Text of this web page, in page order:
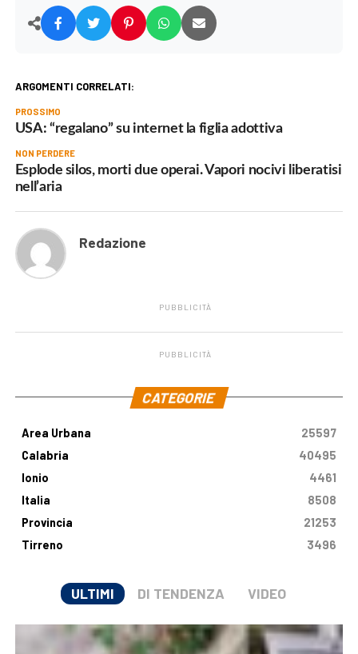
ARGOMENTI CORRELATI:
PROSSIMO
USA: “regalano” su internet la figlia adottiva
NON PERDERE
Esplode silos, morti due operai. Vapori nocivi liberatisi
nell’aria
Redazione
PUBBLICITÀ
PUBBLICITÀ
CATEGORIE
Area Urbana
25597
Calabria
40495
Ionio
4461
Italia
8508
Provincia
21253
Tirreno
3496
ULTIMI DI TENDENZA VIDEO